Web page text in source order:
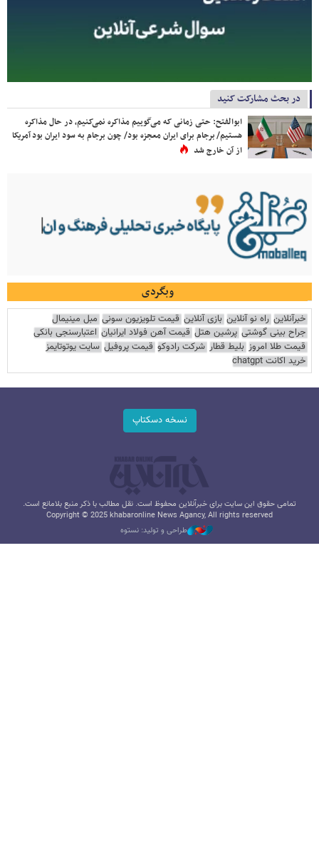
در بحث مشارکت کنید
ابوالفتح: حتی زمانی که می‌گوییم مذاکره نمی‌کنیم، در حال مذاکره
هستیم/ برجام برای ایران معجزه بود/ چون برجام به سود ایران بود آمریکا
از آن خارج شد
وبگردی
خبرآنلاین راه نو آنلاین بازی آنلاین قیمت تلویزیون سونی مبل مینیمال
جراح بینی گوشتی پرشین هتل قیمت آهن فولاد ایرانیان اعتبارسنجی بانکی
قیمت طلا امروز بلیط قطار شرکت رادوکو قیمت پروفیل سایت یوتوتایمز
خرید اکانت chatgpt
نسخه دسکتاپ
تمامی حقوق این سایت برای خبرآنلاین محفوظ است. نقل مطالب با ذکر منبع بلامانع است.
Copyright © 2025 khabaronline News Agancy, All rights reserved
طراحی و تولید: نستوه